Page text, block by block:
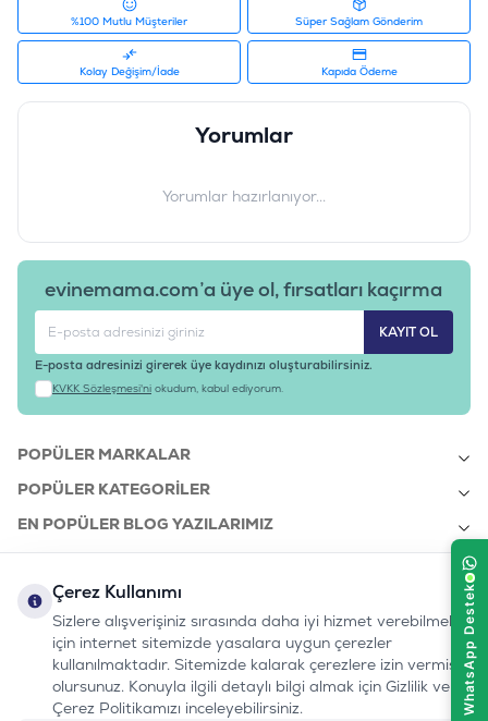
%100 Mutlu Müşteriler Süper Sağlam Gönderim
Kolay Değişim/İade Kapıda Ödeme
Yorumlar
Yorumlar hazırlanıyor...
evinemama.com’a üye ol, fırsatları kaçırma
KAYIT OL
E-posta adresinizi girerek üye kaydınızı oluşturabilirsiniz.
KVKK Sözleşmesi'ni okudum, kabul ediyorum.
POPÜLER MARKALAR
POPÜLER KATEGORILER
EN POPÜLER BLOG YAZILARIMIZ
KURUMSAL
bizi takip edin:
Instagram
Youtube
TiktokFacebook
Linkedin
www.evinemama.com
0232 7000 212
%100 MUTLU
MÜŞTERI HATTI
Çerez Kullanımı
Sizlere alışverişiniz sırasında daha iyi hizmet verebilmek
için internet sitemizde yasalara uygun çerezler
kullanılmaktadır. Sitemizde kalarak çerezlere izin vermiş
olursunuz. Konuyla ilgili detaylı bilgi almak için Gizlilik ve
Çerez Politikamızı inceleyebilirsiniz.